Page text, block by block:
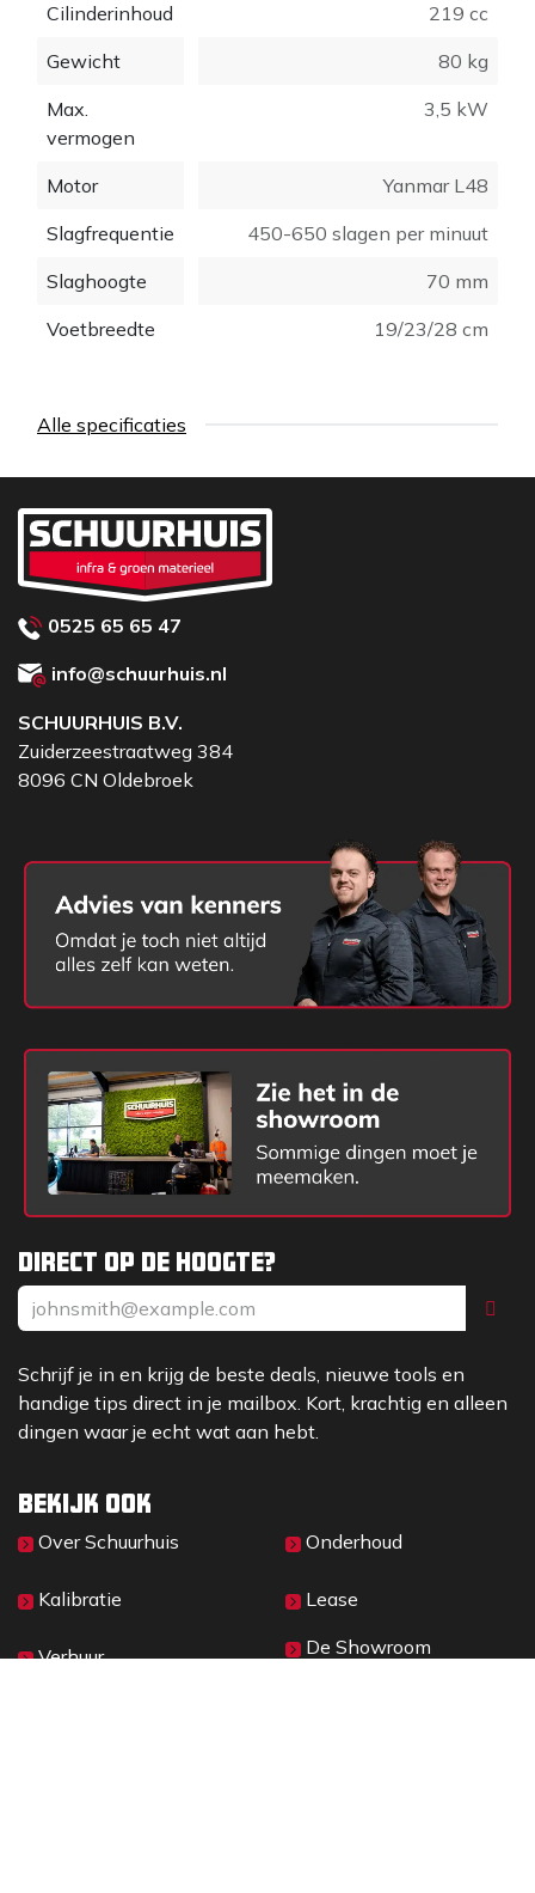
Cilinderinhoud
219 cc
Gewicht
80 kg
Max.
vermogen
3,5 kW
Motor
Yanmar L48
Slagfrequentie
450-650 slagen per minuut
Slaghoogte
70 mm
Voetbreedte
19/23/28 cm
Alle specificaties
Direct op de hoogte?
Schrijf je in en krijg de beste deals, nieuwe tools en
handige tips direct in je mailbox. Kort, krachtig en alleen
dingen waar je echt wat aan hebt.
Bekijk ook
Over Sc​huurhuis
Kalibratie
Verhuur
Onderhoud
Lease
De Showroom
0525 65 65 47
info@schuurhuis.nl
SCHUURHUIS B.V.
Zuiderzeestraatweg 384
8096 CN Oldebroek